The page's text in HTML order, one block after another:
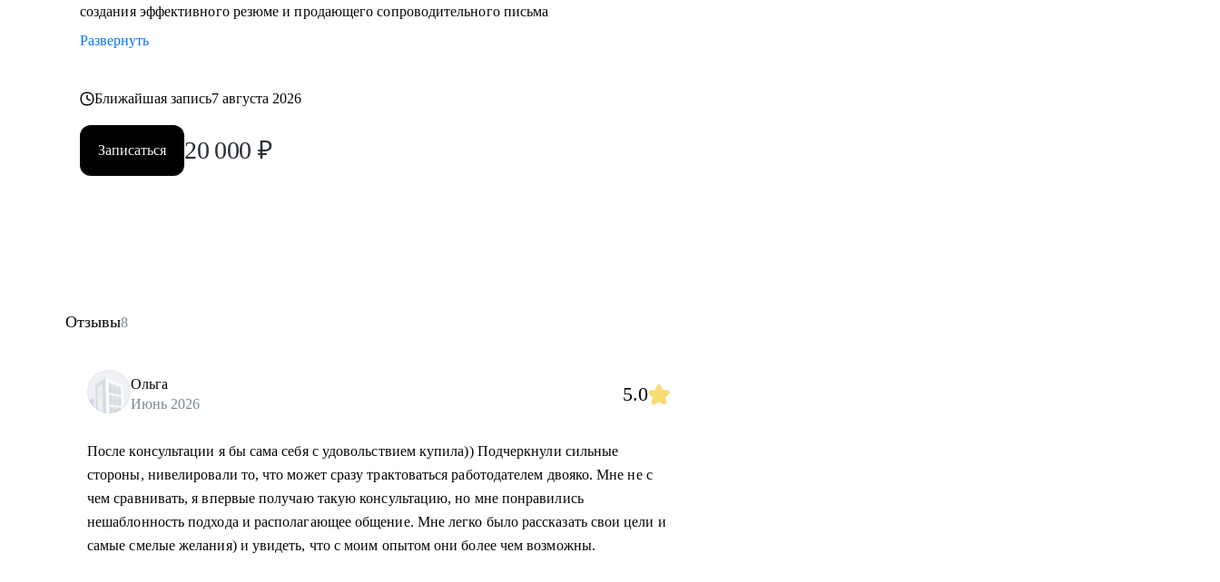
создания эффективного резюме и продающего сопроводительного письма
Развернуть
Ближайшая запись7 августа 2026
Записаться 20 000 ₽
Отзывы8
Ольга
Июнь 2026
5.0
После консультации я бы сама себя с удовольствием купила)) Подчеркнули сильные
стороны, нивелировали то, что может сразу трактоваться работодателем двояко. Мне не с
чем сравнивать, я впервые получаю такую консультацию, но мне понравились
нешаблонность подхода и располагающее общение. Мне легко было рассказать свои цели и
самые смелые желания) и увидеть, что с моим опытом они более чем возможны.